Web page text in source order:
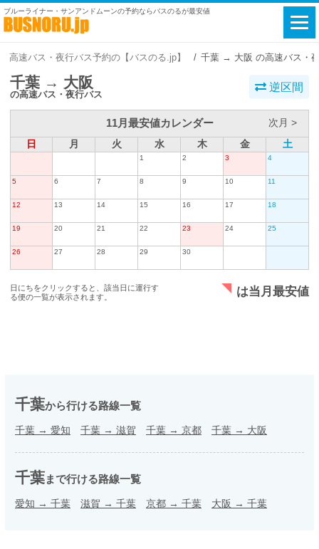
ブルーライナー・サンアンドムーンの予約ならバスのるが最安値
高速バス・夜行バス予約の【バスのる.jp】 千葉 → 大阪 の高速バス・
千葉 → 大阪
の高速バス・夜行バス
逆区間
11月最安値カレンダー
次月 >
日
月 火 水 木 金 土
1 2 3 4
5 6 7 8 9 10 11
12 13 14 15 16 17 18
19 20 21 22 23 24 25
26 27 28 29 30
日にちをクリックすると、該当日に運行す
る便の一覧が表示されます。
は当月最安値
千葉から行ける路線一覧
千葉 → 愛知 千葉 → 滋賀 千葉 → 京都 千葉 → 大阪
千葉まで行ける路線一覧
愛知 → 千葉 滋賀 → 千葉 京都 → 千葉 大阪 → 千葉